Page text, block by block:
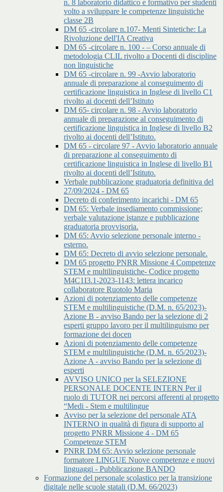
n. 8 laboratorio didattico e formativo per studenti
volto a sviluppare le competenze linguistiche
classe 2B
DM 65 -circolare n.107- Menti Sintetiche: La
Rivoluzione dell'IA Creativa
DM 65 -circolare n. 100 - – Corso annuale di
metodologia CLIL rivolto a Docenti di discipline
non linguistiche
DM 65 -circolare n. 99 -Avvio laboratorio
annuale di preparazione al conseguimento di
certificazione linguistica in Inglese di livello C1
rivolto ai docenti dell’Istituto
DM 65- circolare n. 98 - Avvio laboratorio
annuale di preparazione al conseguimento di
certificazione linguistica in Inglese di livello B2
rivolto ai docenti dell’Istituto.
DM 65 - circolare 97 - Avvio laboratorio annuale
di preparazione al conseguimento di
certificazione linguistica in Inglese di livello B1
rivolto ai docenti dell’Istituto.
Verbale pubblicazione graduatoria definitiva del
27/09/2024 - DM 65
Decreto di conferimento incarichi - DM 65
DM 65: Verbale insediamento commissione;
verbale valutazione istanze e pubblicazione
graduatoria provvisoria.
DM 65: Avvio selezione personale interno -
esterno.
DM 65: Decreto di avvio selezione personale.
DM 65 progetto PNRR Missione 4 Competenze
STEM e multilinguistiche- Codice progetto
M4C1I3.1-2023-1143: lettera incarico
collaboratore Ruotolo Maria
Azioni di potenziamento delle competenze
STEM e multilinguistiche (D.M. n. 65/2023)-
Azione B - avviso Bando per la selezione di 2
esperti gruppo lavoro per il multilinguismo per
formazione dei docen
Azioni di potenziamento delle competenze
STEM e multilinguistiche (D.M. n. 65/2023)-
Azione A - avviso Bando per la selezione di
esperti
AVVISO UNICO per la SELEZIONE
PERSONALE DOCENTE INTERN Per il
ruolo di TUTOR nei percorsi afferenti al progetto
“Medi - Stem e multilingue
Avviso per la selezione del personale ATA
INTERNO in qualità di figura di supporto al
progetto PNRR Missione 4 - DM 65
Competenze STEM
PNRR DM 65: Avvio selezione personale
formatore LINGUE Nuove competenze e nuovi
linguaggi - Pubblicazione BANDO
Formazione del personale scolastico per la transizione
digitale nelle scuole statali (D.M. 66/2023)